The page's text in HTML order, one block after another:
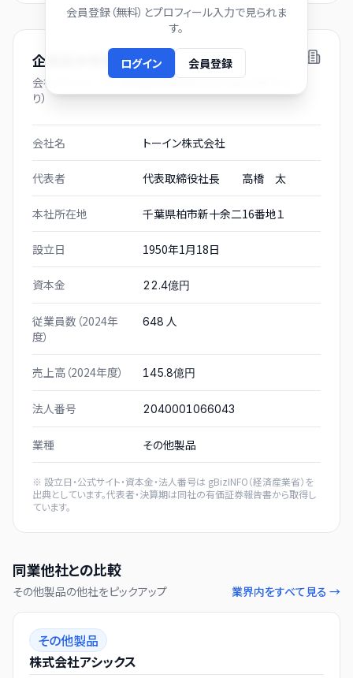
会員登録（無料）とプロフィール入力で見られま
す。
ログイン 会員登録
企業基本情報
会社プロフィール（有価証券報告書および gBizINFO よ
り）
会社名 トーイン株式会社
代表者 代表取締役社長 高橋 太
本社所在地 千葉県柏市新十余二16番地１
設立日 1950年1月18日
資本金 22.4億円
従業員数（2024年
度）
648 人
売上高（2024年度） 145.8億円
法人番号 2040001066043
業種 その他製品
※ 設立日・公式サイト・資本金・法人番号は gBizINFO（経済産業省）を
出典としています。代表者・決算期は同社の有価証券報告書から取得し
ています。
同業他社との比較
その他製品の他社をピックアップ 業界内をすべて見る →
その他製品
株式会社アシックス